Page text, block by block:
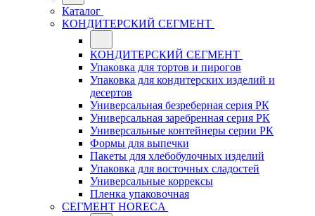
Каталог
КОНДИТЕРСКИЙ СЕГМЕНТ
КОНДИТЕРСКИЙ СЕГМЕНТ
Упаковка для тортов и пирогов
Упаковка для кондитерских изделий и
десертов
Универсальная безреберная серия РК
Универсальная заребренная серия РК
Универсальные контейнеры серии РК
Формы для выпечки
Пакеты для хлебобулочных изделий
Упаковка для восточных сладостей
Универсальные коррексы
Пленка упаковочная
СЕГМЕНТ HORECA